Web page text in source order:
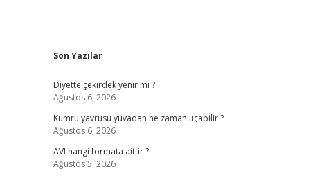
Sidebar
Son Yazılar
Diyette çekirdek yenir mi ?
Ağustos 6, 2026
Kumru yavrusu yuvadan ne zaman uçabilir ?
Ağustos 6, 2026
AVI hangi formata aittir ?
Ağustos 5, 2026